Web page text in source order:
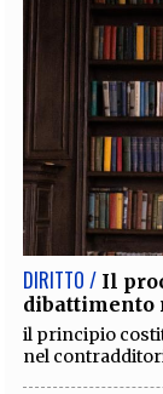
DIRITTO / Il
dibattimento
il principio
nel